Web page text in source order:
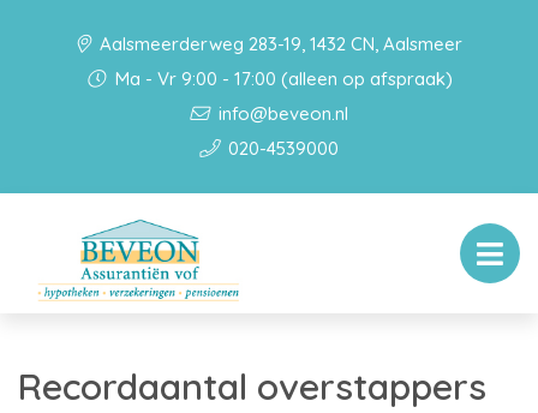
Aalsmeerderweg 283-19, 1432 CN, Aalsmeer
Ma - Vr 9:00 - 17:00 (alleen op afspraak)
info@beveon.nl
020-4539000
Recordaantal overstappers